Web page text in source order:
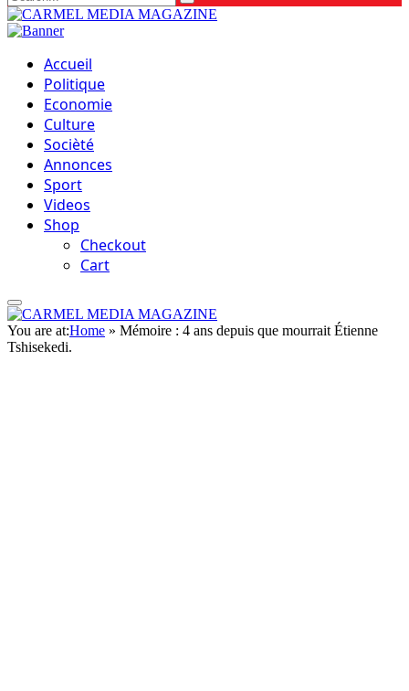
Accueil
Politique
Economie
Culture
Socièté
Annonces
Sport
Videos
Shop
Checkout
Cart
You are at:Home » Mémoire : 4 ans depuis que mourrait Étienne
Tshisekedi.